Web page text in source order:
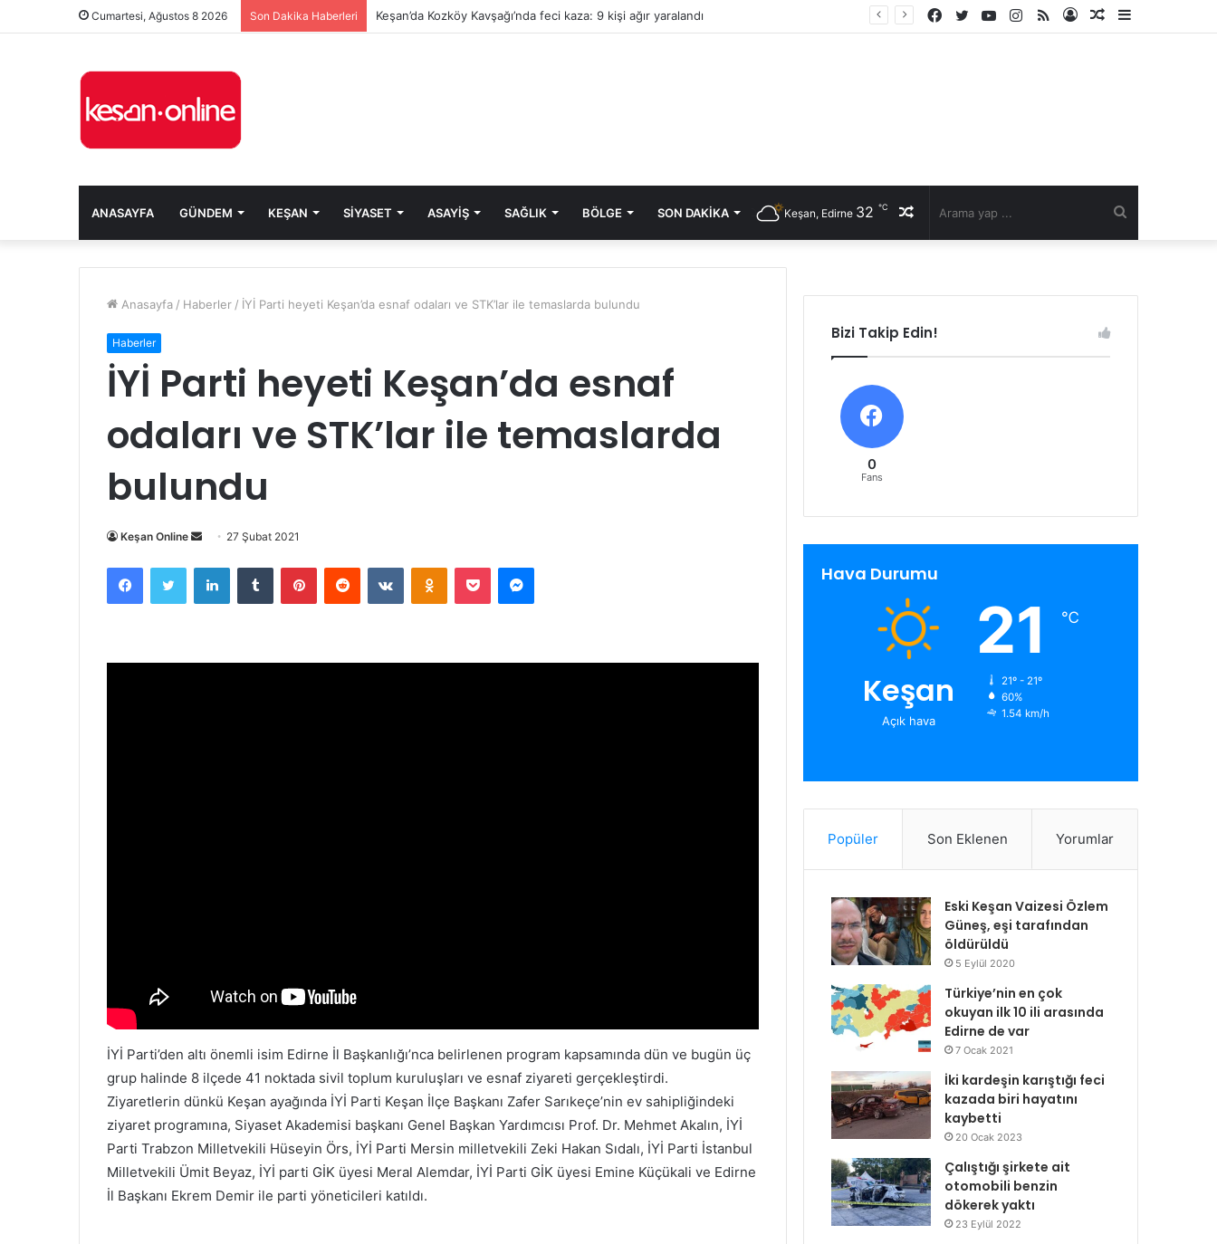
Cumartesi, Ağustos 8 2026 Son Dakika Haberleri Keşan’da Kozköy Kavşağı’nda feci kaza: 9 kişi ağır yaralandı
Kenar
Rastgele
Kayıt
RSS
Instagram
YouTube
Twitter
Facebook
ANASAYFA GÜNDEM KEŞAN SIYASET ASAYIŞ SAĞLIK BÖLGE SON DAKIKA Rastgele
Keşan, Edirne 32 ℃
Anasayfa / Haberler / İYİ Parti heyeti Keşan’da esnaf odaları ve STK’lar ile temaslarda bulundu
Haberler
İYİ Parti heyeti Keşan’da esnaf
odaları ve STK’lar ile temaslarda
bulundu
Keşan Online
Bir
posta
göndermek
27 Şubat 2021
FacebookTwitter LinkedInTumblr PinterestReddit VKontakteOdnoklassniki
Pocket Messenger
İYİ Parti’den altı önemli isim Edirne İl Başkanlığı’nca belirlenen program kapsamında dün ve bugün üç
grup halinde 8 ilçede 41 noktada sivil toplum kuruluşları ve esnaf ziyareti gerçekleştirdi.
Ziyaretlerin dünkü Keşan ayağında İYİ Parti Keşan İlçe Başkanı Zafer Sarıkeçe’nin ev sahipliğindeki
ziyaret programına, Siyaset Akademisi başkanı Genel Başkan Yardımcısı Prof. Dr. Mehmet Akalın, İYİ
Parti Trabzon Milletvekili Hüseyin Örs, İYİ Parti Mersin milletvekili Zeki Hakan Sıdalı, İYİ Parti İstanbul
Milletvekili Ümit Beyaz, İYİ parti GİK üyesi Meral Alemdar, İYİ Parti GİK üyesi Emine Küçükali ve Edirne
İl Başkanı Ekrem Demir ile parti yöneticileri katıldı.
Bizi Takip Edin!
0
Fans
Hava Durumu
Keşan
Açık hava
21 ℃
21º - 21º
60%
1.54 km/h
Popüler Son Eklenen Yorumlar
Eski Keşan Vaizesi Özlem
Güneş, eşi tarafından
öldürüldü
5 Eylül 2020
Türkiye’nin en çok
okuyan ilk 10 ili arasında
Edirne de var
7 Ocak 2021
İki kardeşin karıştığı feci
kazada biri hayatını
kaybetti
20 Ocak 2023
Çalıştığı şirkete ait
otomobili benzin
dökerek yaktı
23 Eylül 2022